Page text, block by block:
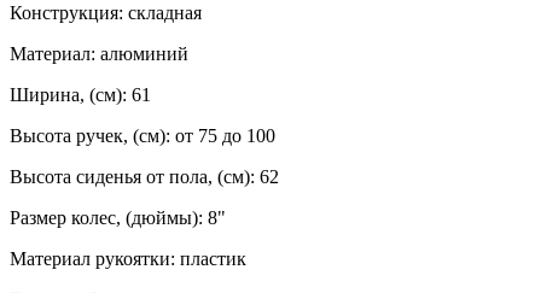
Конструкция: складная
Материал: алюминий
Ширина, (см): 61
Высота ручек, (см): от 75 до 100
Высота сиденья от пола, (см): 62
Размер колес, (дюймы): 8"
Материал рукоятки: пластик